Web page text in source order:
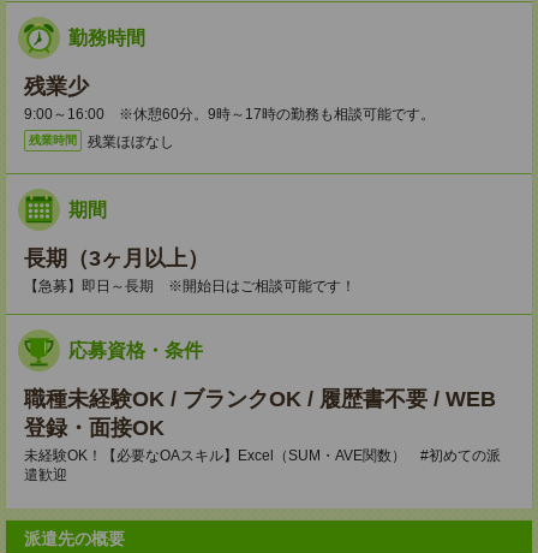
勤務時間
残業少
9:00～16:00 ※休憩60分。9時～17時の勤務も相談可能です。
残業時間 残業ほぼなし
期間
長期（3ヶ月以上）
【急募】即日～長期 ※開始日はご相談可能です！
応募資格・条件
職種未経験OK / ブランクOK / 履歴書不要 / WEB
登録・面接OK
未経験OK！【必要なOAスキル】Excel（SUM・AVE関数） #初めての派
遣歓迎
派遣先の概要